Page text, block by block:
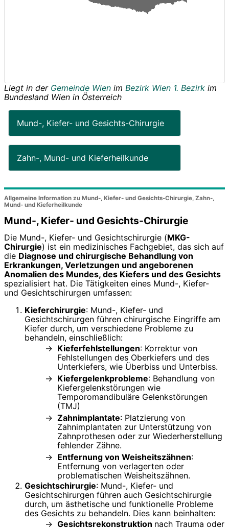
Liegt in der Gemeinde Wien im Bezirk Wien 1. Bezirk im
Bundesland Wien in Österreich
Mund-, Kiefer- und Gesichts-Chirurgie
Zahn-, Mund- und Kieferheilkunde
Allgemeine Information zu Mund-, Kiefer- und Gesichts-Chirurgie, Zahn-,
Mund- und Kieferheilkunde
Mund-, Kiefer- und Gesichts-Chirurgie
Die Mund-, Kiefer- und Gesichtschirurgie (MKG-
Chirurgie) ist ein medizinisches Fachgebiet, das sich auf
die Diagnose und chirurgische Behandlung von
Erkrankungen, Verletzungen und angeborenen
Anomalien des Mundes, des Kiefers und des Gesichts
spezialisiert hat. Die Tätigkeiten eines Mund-, Kiefer-
und Gesichtschirurgen umfassen:
Kieferchirurgie: Mund-, Kiefer- und
Gesichtschirurgen führen chirurgische Eingriffe am
Kiefer durch, um verschiedene Probleme zu
behandeln, einschließlich:
Kieferfehlstellungen: Korrektur von
Fehlstellungen des Oberkiefers und des
Unterkiefers, wie Überbiss und Unterbiss.
Kiefergelenkprobleme: Behandlung von
Kiefergelenkstörungen wie
Temporomandibuläre Gelenkstörungen
(TMJ)
Zahnimplantate: Platzierung von
Zahnimplantaten zur Unterstützung von
Zahnprothesen oder zur Wiederherstellung
fehlender Zähne.
Entfernung von Weisheitszähnen:
Entfernung von verlagerten oder
problematischen Weisheitszähnen.
Gesichtschirurgie: Mund-, Kiefer- und
Gesichtschirurgen führen auch Gesichtschirurgie
durch, um ästhetische und funktionelle Probleme
des Gesichts zu behandeln. Dies kann beinhalten:
Gesichtsrekonstruktion nach Trauma oder